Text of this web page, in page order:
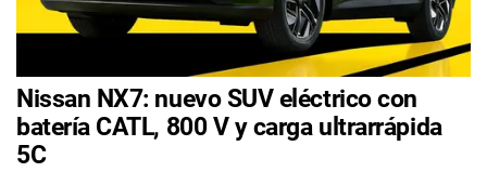
Nissan NX7: nuevo SUV eléctrico con
batería CATL, 800 V y carga ultrarrápida
5C